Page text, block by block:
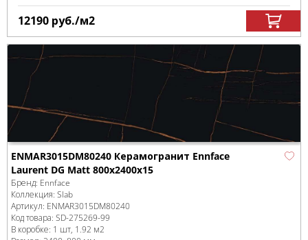
12190 руб./м2
ENMAR3015DM80240 Керамогранит Ennface
Laurent DG Matt 800х2400х15
Бренд: Ennface
Коллекция: Slab
Артикул: ENMAR3015DM80240
Код товара: SD-275269-99
В коробке: 1 шт, 1.92 м2